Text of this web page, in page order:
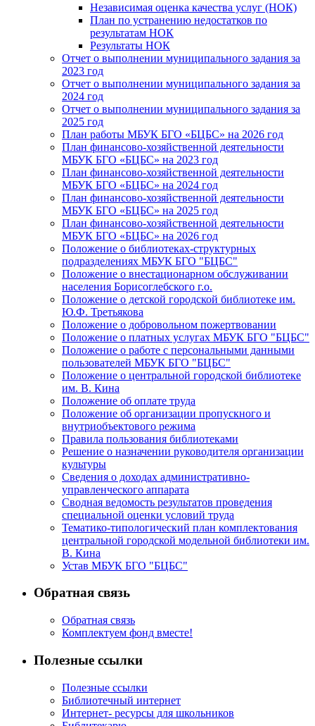
Независимая оценка качества услуг (НОК)
План по устранению недостатков по
результатам НОК
Результаты НОК
Отчет о выполнении муниципального задания за
2023 год
Отчет о выполнении муниципального задания за
2024 год
Отчет о выполнении муниципального задания за
2025 год
План работы МБУК БГО «БЦБС» на 2026 год
План финансово-хозяйственной деятельности
МБУК БГО «БЦБС» на 2023 год
План финансово-хозяйственной деятельности
МБУК БГО «БЦБС» на 2024 год
План финансово-хозяйственной деятельности
МБУК БГО «БЦБС» на 2025 год
План финансово-хозяйственной деятельности
МБУК БГО «БЦБС» на 2026 год
Положение о библиотеках-структурных
подразделениях МБУК БГО "БЦБС"
Положение о внестационарном обслуживании
населения Борисоглебского г.о.
Положение о детской городской библиотеке им.
Ю.Ф. Третьякова
Положение о добровольном пожертвовании
Положение о платных услугах МБУК БГО "БЦБС"
Положение о работе с персональными данными
пользователей МБУК БГО "БЦБС"
Положение о центральной городской библиотеке
им. В. Кина
Положение об оплате труда
Положение об организации пропускного и
внутриобъектового режима
Правила пользования библиотеками
Решение о назначении руководителя организации
культуры
Сведения о доходах административно-
управленческого аппарата
Сводная ведомость результатов проведения
специальной оценки условий труда
Тематико-типологический план комплектования
центральной городской модельной библиотеки им.
В. Кина
Устав МБУК БГО "БЦБС"
Обратная связь
Обратная связь
Комплектуем фонд вместе!
Полезные ссылки
Полезные ссылки
Библиотечный интернет
Интернет- ресурсы для школьников